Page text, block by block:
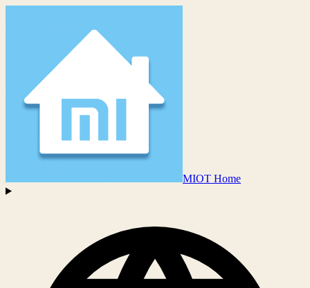
MIOT Home